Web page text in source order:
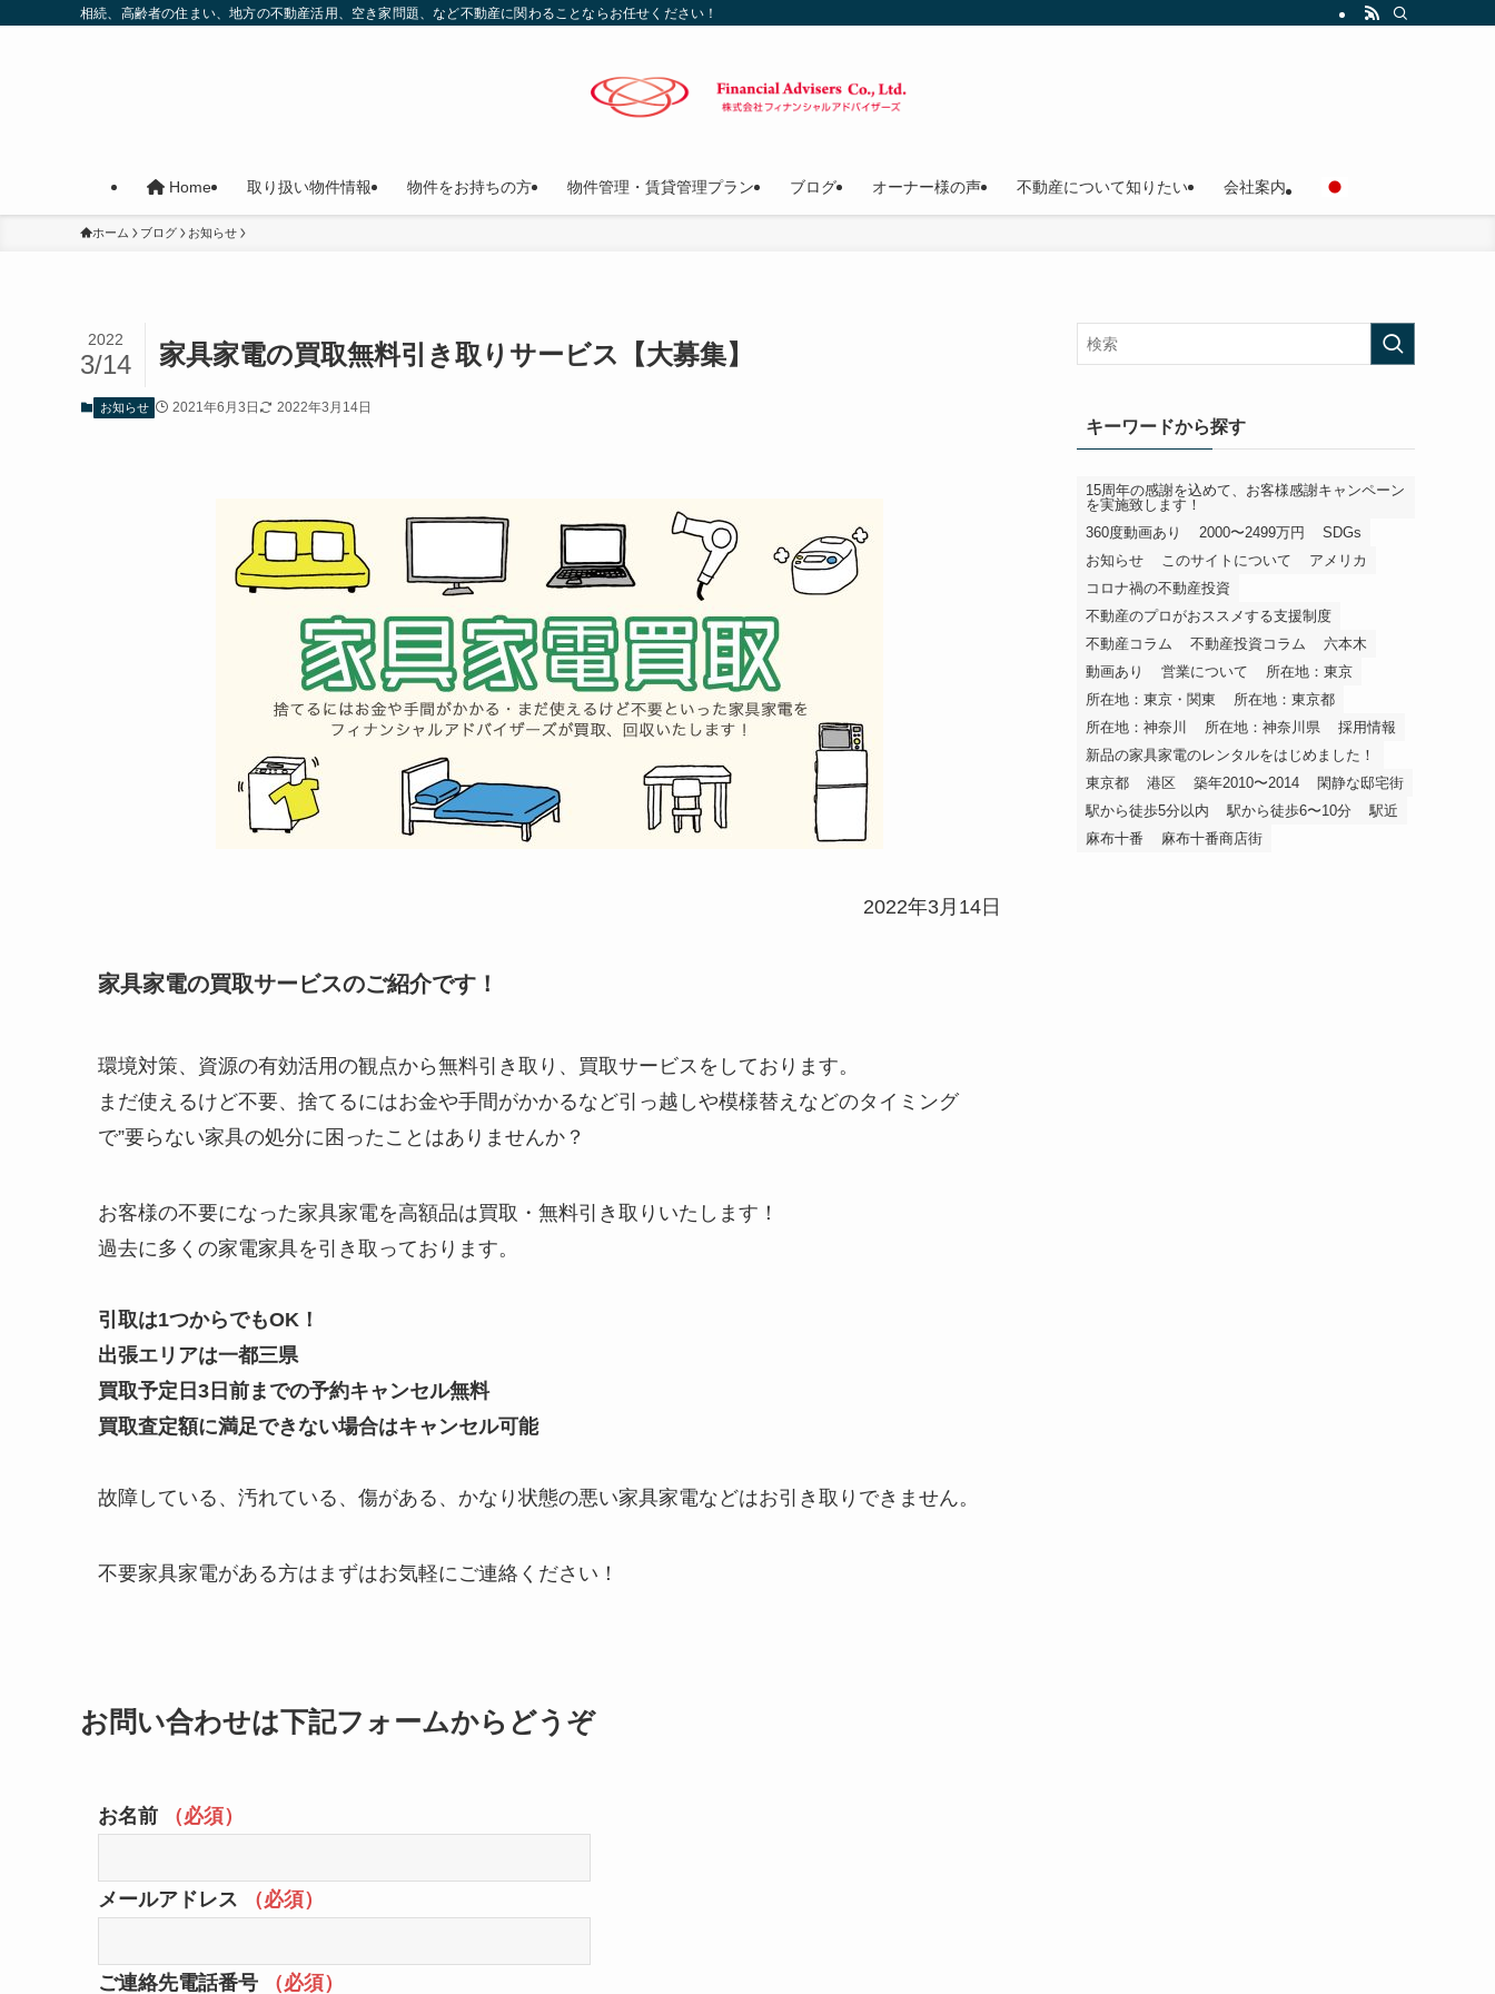
相続、高齢者の住まい、地方の不動産活用、空き家問題、など不動産に関わることならお任せください！
Home 取り扱い物件情報 物件をお持ちの方 物件管理・賃貸管理プラン ブログ オーナー様の声 不動産について知りたい 会社案内
ホーム ブログ お知らせ
家具家電の買取無料引き取りサービス【大募集】
2022
3/14
お知らせ 2021年6月3日 2022年3月14日
2022年3月14日
家具家電の買取サービスのご紹介です！
環境対策、資源の有効活用の観点から無料引き取り、買取サービスをしております。
まだ使えるけど不要、捨てるにはお金や手間がかかるなど引っ越しや模様替えなどのタイミング
で”要らない家具の処分に困ったことはありませんか？
お客様の不要になった家具家電を高額品は買取・無料引き取りいたします！
過去に多くの家電家具を引き取っております。
引取は1つからでもOK！
出張エリアは一都三県
買取予定日3日前までの予約キャンセル無料
買取査定額に満足できない場合はキャンセル可能
故障している、汚れている、傷がある、かなり状態の悪い家具家電などはお引き取りできません。
不要家具家電がある方はまずはお気軽にご連絡ください！
お問い合わせは下記フォームからどうぞ
お名前 （必須）
メールアドレス （必須）
ご連絡先電話番号 （必須）
キーワードから探す
15周年の感謝を込めて、お客様感謝キャンペーン
を実施致します！
360度動画あり
2000〜2499万円
SDGs
お知らせ
このサイトについて
アメリカ
コロナ禍の不動産投資
不動産のプロがおススメする支援制度
不動産コラム
不動産投資コラム
六本木
動画あり
営業について
所在地：東京
所在地：東京・関東
所在地：東京都
所在地：神奈川
所在地：神奈川県
採用情報
新品の家具家電のレンタルをはじめました！
東京都
港区 築年2010〜2014
閑静な邸宅街
駅から徒歩5分以内
駅から徒歩6〜10分
駅近
麻布十番
麻布十番商店街